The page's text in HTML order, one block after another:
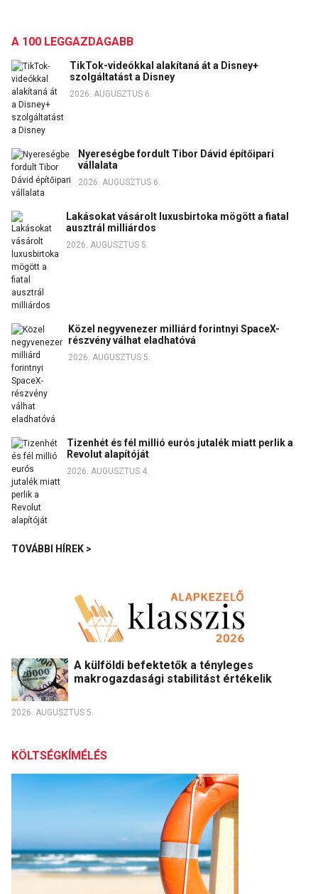
A 100 LEGGAZDAGABB
TikTok-videókkal alakítaná át a Disney+
szolgáltatást a Disney
2026. AUGUSZTUS 6.
Nyereségbe fordult Tibor Dávid építőipari
vállalata
2026. AUGUSZTUS 6.
Lakásokat vásárolt luxusbirtoka mögött a fiatal
ausztrál milliárdos
2026. AUGUSZTUS 5.
Közel negyvenezer milliárd forintnyi SpaceX-
részvény válhat eladhatóvá
2026. AUGUSZTUS 5.
Tizenhét és fél millió eurós jutalék miatt perlik a
Revolut alapítóját
2026. AUGUSZTUS 4.
TOVÁBBI HÍREK >
A külföldi befektetők a tényleges
makrogazdasági stabilitást értékelik
2026. AUGUSZTUS 5.
KÖLTSÉGKÍMÉLÉS